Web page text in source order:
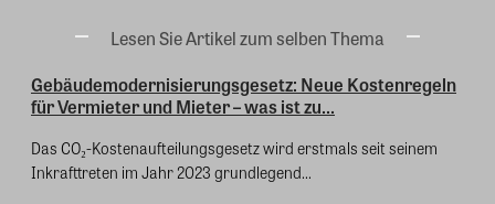
Lesen Sie Artikel zum selben Thema
Gebäudemodernisierungsgesetz: Neue Kostenregeln
für Vermieter und Mieter – was ist zu...
Das CO₂-Kostenaufteilungsgesetz wird erstmals seit seinem
Inkrafttreten im Jahr 2023 grundlegend...